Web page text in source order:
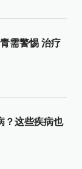
需警惕 治疗
？这些疾病也